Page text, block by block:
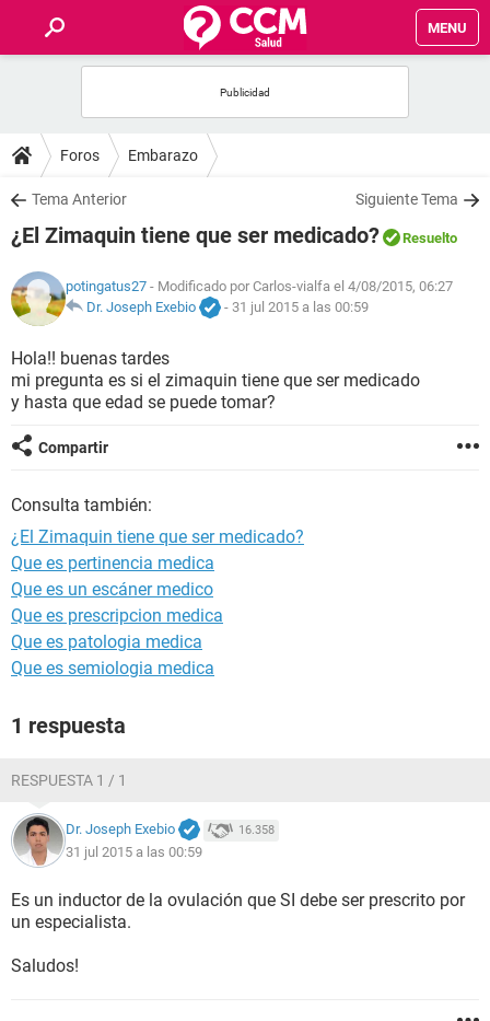
MENU
FOROS
SALUD
FAMILIA
NUTRICIÓN
BIENESTAR
Foros Embarazo
Tema Anterior Siguiente Tema
¿El Zimaquin tiene que ser medicado? Resuelto
potingatus27 - Modificado por Carlos-vialfa el 4/08/2015, 06:27
Dr. Joseph Exebio
- 31 jul 2015 a las 00:59
Hola!! buenas tardes
mi pregunta es si el zimaquin tiene que ser medicado
y hasta que edad se puede tomar?
Compartir
Consulta también:
¿El Zimaquin tiene que ser medicado?
Que es pertinencia medica
Que es un escáner medico
Que es prescripcion medica
Que es patologia medica
Que es semiologia medica
1 respuesta
RESPUESTA 1 / 1
Dr. Joseph Exebio 16.358
31 jul 2015 a las 00:59
Es un inductor de la ovulación que SI debe ser prescrito por
un especialista.
Saludos!